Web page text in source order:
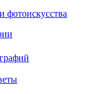
фотоискусства